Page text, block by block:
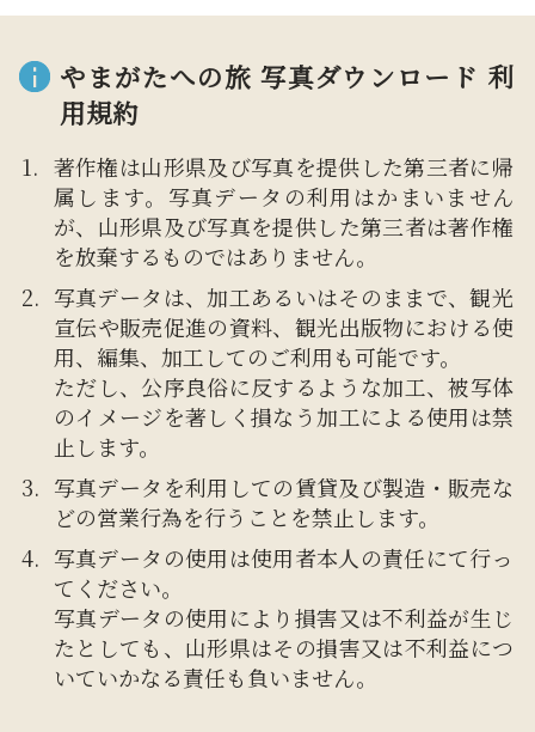
やまがたへの旅 写真ダウンロード 利
用規約
著作権は山形県及び写真を提供した第三者に帰
属します。写真データの利用はかまいません
が、山形県及び写真を提供した第三者は著作権
を放棄するものではありません。
写真データは、加工あるいはそのままで、観光
宣伝や販売促進の資料、観光出版物における使
用、編集、加工してのご利用も可能です。
ただし、公序良俗に反するような加工、被写体
のイメージを著しく損なう加工による使用は禁
止します。
写真データを利用しての賃貸及び製造・販売な
どの営業行為を行うことを禁止します。
写真データの使用は使用者本人の責任にて行っ
てください。
写真データの使用により損害又は不利益が生じ
たとしても、山形県はその損害又は不利益につ
いていかなる責任も負いません。